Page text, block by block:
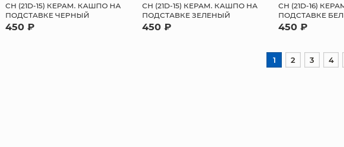
СН (21D-15) КЕРАМ. КАШПО НА
ПОДСТАВКЕ ЧЕРНЫЙ
450 ₽
СН (21D-15) КЕРАМ. КАШПО НА
ПОДСТАВКЕ ЗЕЛЕНЫЙ
450 ₽
СН (21D-16)
ПОДСТАВКЕ
450 ₽
1 2 3 4